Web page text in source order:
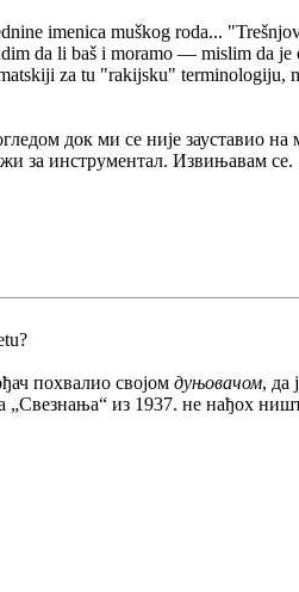
imenica muškog roda...
da li baš i moramo — mislim da je
za tu "rakijsku" terminologiju,
док ми се није зауставио
за инструментал. Извињавам се.
похвалио својом дуњовачом, да
из 1937. не нађох